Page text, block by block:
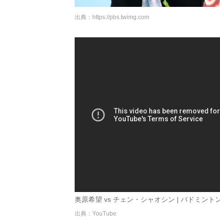
出典： https://pbs.twimg.com
奥原希望 vs チェン・シャオシン | バドミント
出典：YouTube